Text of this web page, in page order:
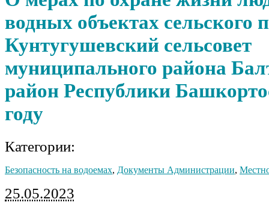
водных объектах сельского
Кунтугушевский сельсовет
муниципального района
район Республики
году
Категории:
Безопасность на водоемах, Документы Администрации,
25.05.2023